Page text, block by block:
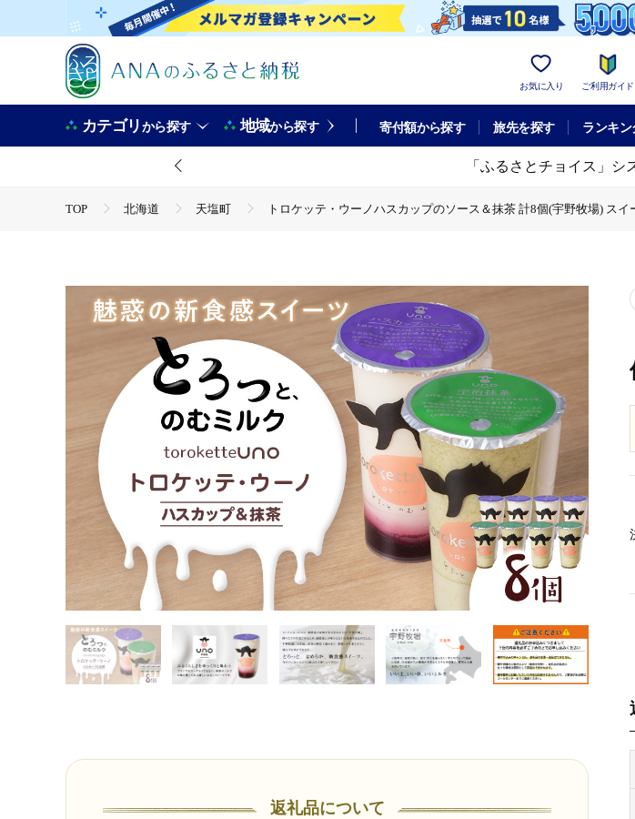
お気に入り ご利用ガイド
カテゴリから探す 地域から探す 寄付額から探す 旅先を探す ランキン
「ふるさとチョイス」シ
TOP 北海道 天塩町 トロケッテ・ウーノハスカップのソース＆抹茶 計8個(宇野牧場) ス
返礼品について